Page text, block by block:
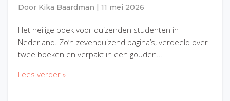
Door Kika Baardman 11 mei 2026
Het heilige boek voor duizenden studenten in
Nederland. Zo’n zevenduizend pagina’s, verdeeld over
twee boeken en verpakt in een gouden…
Lees verder »